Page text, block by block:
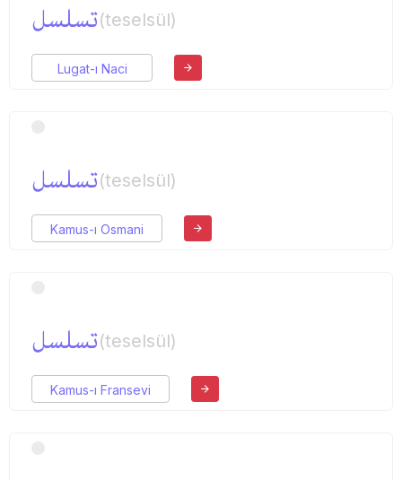
تسلسل(teselsül)
Lugat-ı Naci
تسلسل(teselsül)
Kamus-ı Osmani
تسلسل(teselsül)
Kamus-ı Fransevi